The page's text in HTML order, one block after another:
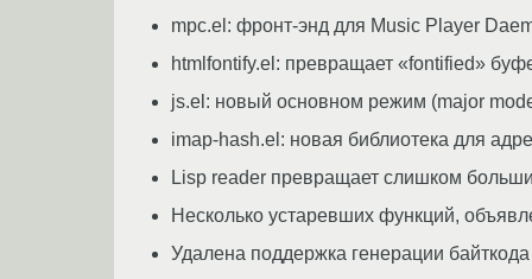
mpc.el: фронт-энд для Music Player
htmlfontify.el: превращает «fontified»
js.el: новый основном режим (major
imap-hash.el: новая библиотека для
Lisp reader превращает слишком
Несколько устаревших функций,
Удалена поддержка генерации